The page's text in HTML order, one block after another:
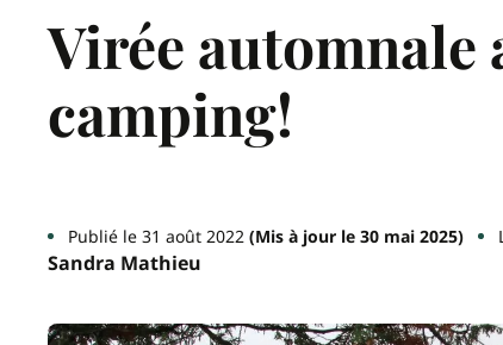
Virée automnale
camping!
Publié le 31 août 2022 (Mis à jour le 30 mai 2025)
Sandra Mathieu